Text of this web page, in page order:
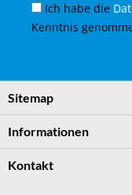
Ich habe die
Kenntnis
Sitemap
Informationen
Kontakt